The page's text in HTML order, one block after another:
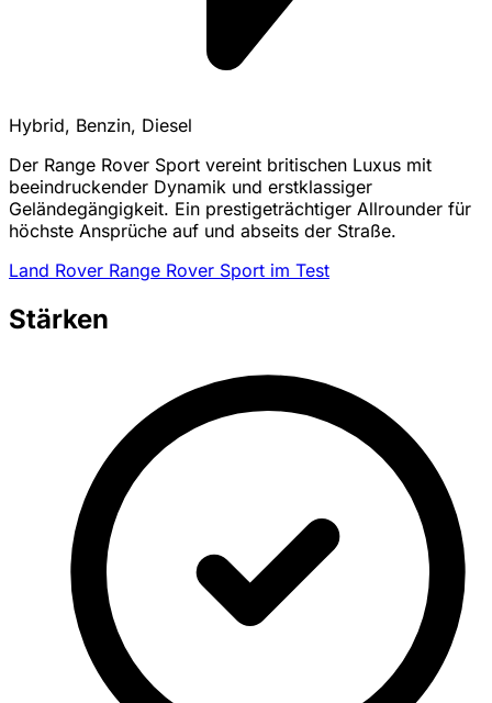
Hybrid, Benzin, Diesel
Der Range Rover Sport vereint britischen Luxus mit
beeindruckender Dynamik und erstklassiger
Geländegängigkeit. Ein prestigeträchtiger Allrounder für
höchste Ansprüche auf und abseits der Straße.
Land Rover Range Rover Sport im Test
Stärken